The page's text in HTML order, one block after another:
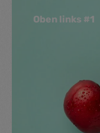
Oben links #1